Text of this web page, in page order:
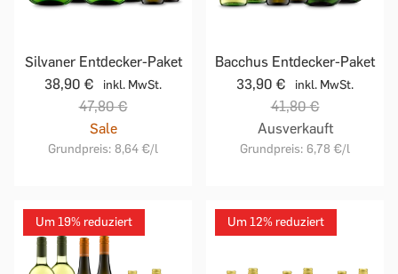
Silvaner Entdecker-Paket
38,90 €
inkl. MwSt.
47,80 €
Sale
Grundpreis: 8,64 €/l
Bacchus Entdecker-Paket
33,90 €
inkl. MwSt.
41,80 €
Ausverkauft
Grundpreis: 6,78 €/l
Um 19% reduziert Um 12% reduziert